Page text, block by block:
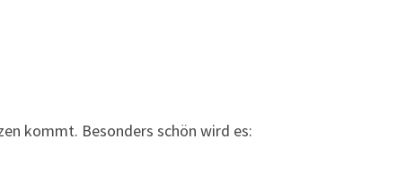
kommt. Besonders schön wird es: